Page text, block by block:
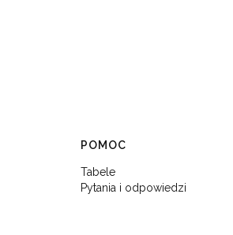
POMOC
Tabele
Pytania i odpowiedzi